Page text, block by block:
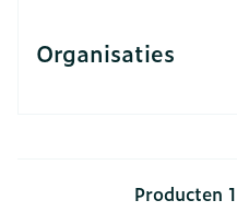
Organisaties
Producten 1